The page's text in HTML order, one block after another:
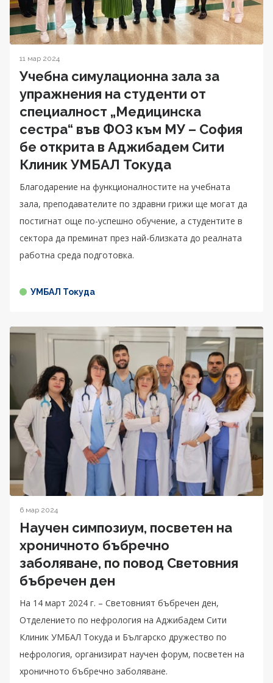
11 мар 2024
Учебна симулационна зала за
упражнения на студенти от
специалност „Медицинска
сестра“ във ФОЗ към МУ – София
бе открита в Аджибадем Сити
Клиник УМБАЛ Токуда
Благодарение на функционалностите на учебната
зала, преподавателите по здравни грижи ще могат да
постигнат още по-успешно обучение, а студентите в
секторa да преминат през най-близката до реалната
работна среда подготовка.
УМБАЛ Токуда
6 мар 2024
Научен симпозиум, посветен на
хроничното бъбречно
заболяване, по повод Световния
бъбречен ден
На 14 март 2024 г. – Световният бъбречен ден,
Отделението по нефрология на Аджибадем Сити
Клиник УМБАЛ Токуда и Българско дружество по
нефрология, организират научен форум, посветен на
хроничното бъбречно заболяване.